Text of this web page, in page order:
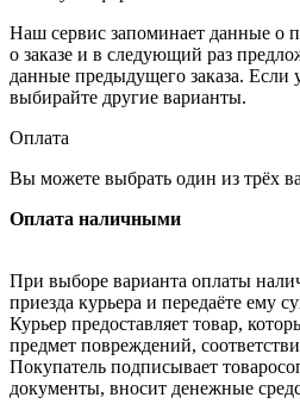
Наш сервис запоминает данные о
о заказе и в следующий раз
данные предыдущего заказа. Если
выбирайте другие варианты.
Оплата
Вы можете выбрать один из трёх
Оплата наличными
При выборе варианта оплаты
приезда курьера и передаёте ему
Курьер предоставляет товар,
предмет повреждений,
Покупатель подписывает
документы, вносит денежные